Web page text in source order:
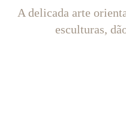
A delicada arte
esculturas,